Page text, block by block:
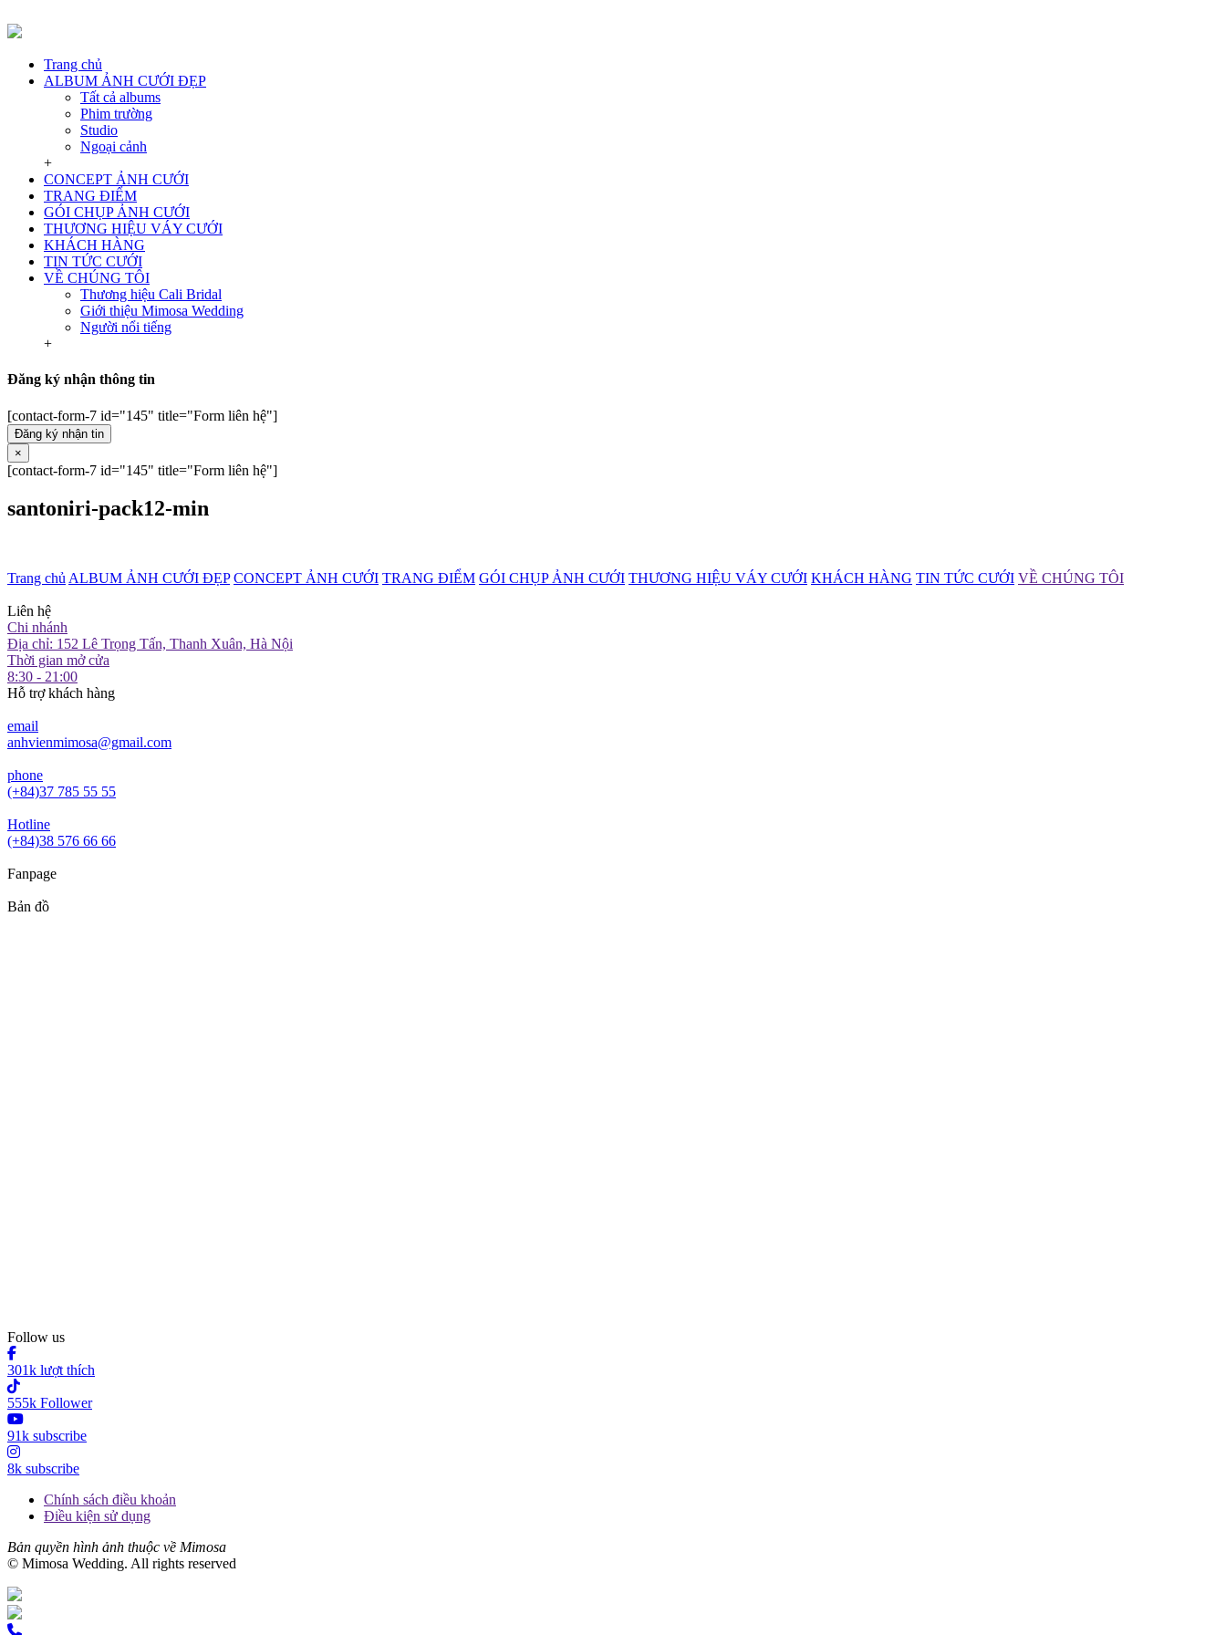
Trang chủ
ALBUM ẢNH CƯỚI ĐẸP
Tất cả albums
Phim trường
Studio
Ngoại cảnh
+
CONCEPT ẢNH CƯỚI
TRANG ĐIỂM
GÓI CHỤP ẢNH CƯỚI
THƯƠNG HIỆU VÁY CƯỚI
KHÁCH HÀNG
TIN TỨC CƯỚI
VỀ CHÚNG TÔI
Thương hiệu Cali Bridal
Giới thiệu Mimosa Wedding
Người nổi tiếng
+
Đăng ký nhận thông tin
[contact-form-7 id="145" title="Form liên hệ"]
Đăng ký nhận tin
×
[contact-form-7 id="145" title="Form liên hệ"]
santoniri-pack12-min
Trang chủ ALBUM ẢNH CƯỚI ĐẸP CONCEPT ẢNH CƯỚI TRANG ĐIỂM GÓI CHỤP ẢNH CƯỚI THƯƠNG HIỆU VÁY CƯỚI KHÁCH HÀNG TIN TỨC CƯỚI VỀ CHÚNG TÔI
Liên hệ
Chi nhánh
Địa chỉ: 152 Lê Trọng Tấn, Thanh Xuân, Hà Nội
Thời gian mở cửa
8:30 - 21:00
Hỗ trợ khách hàng
email
anhvienmimosa@gmail.com
phone
(+84)37 785 55 55
Hotline
(+84)38 576 66 66
Fanpage
Bản đồ
Follow us
301k lượt thích
555k Follower
91k subscribe
8k subscribe
Chính sách điều khoản
Điều kiện sử dụng
Bản quyền hình ảnh thuộc về Mimosa
© Mimosa Wedding. All rights reserved